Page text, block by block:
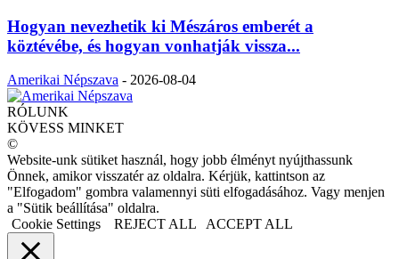
Hogyan nevezhetik ki Mészáros emberét a
köztévébe, és hogyan vonhatják vissza...
Amerikai Népszava - 2026-08-04
RÓLUNK
KÖVESS MINKET
©
Website-unk sütiket használ, hogy jobb élményt nyújthassunk
Önnek, amikor visszatér az oldalra. Kérjük, kattintson az
"Elfogadom" gombra valamennyi süti elfogadásához. Vagy menjen
a "Sütik beállítása" oldalra.
Cookie Settings
REJECT ALL ACCEPT ALL